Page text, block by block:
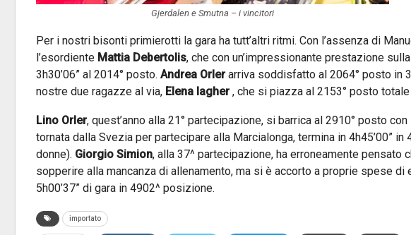
Gjerdalen e Smutna – i vincitori
Per i nostri bisonti primierotti la gara ha tutt’altri ritmi. Con l’assenza di
l’esordiente Mattia Debertolis, che con un’impressionante prestazione
3h30’06” al 2014° posto. Andrea Orlerarriva soddisfatto al 2064° posto in
nostre due ragazze al via, Elena Iagher, che si piazza al 2153° posto totale
Lino Orler, quest’anno alla 21° partecipazione, si barrica al 2910° posto con
tornata dalla Svezia per partecipare alla Marcialonga, termina in 4h45’00”
donne). Giorgio Simion, alla 37^ partecipazione, ha erroneamente pensato
sopperire alla mancanza di allenamento, ma si è accorto a proprie spese
5h00’37” di gara in 4902^ posizione.
importato